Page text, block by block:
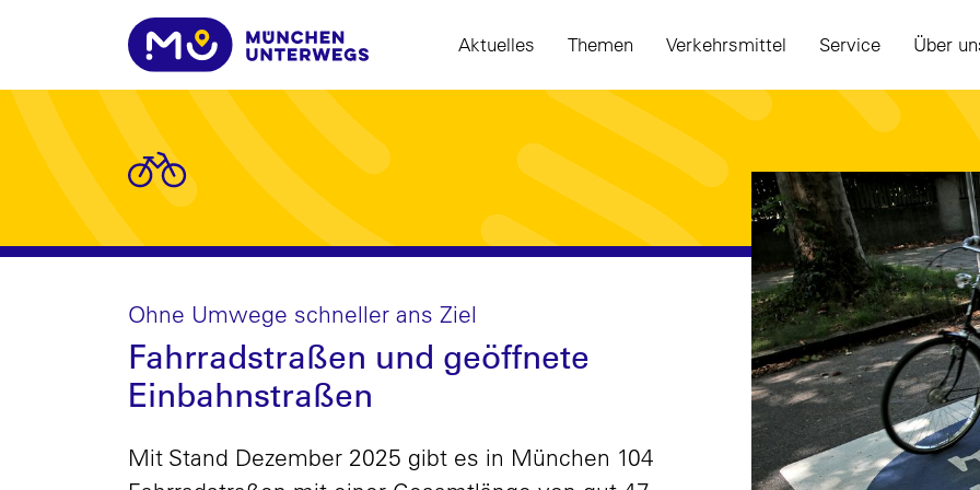
Aktuelles Themen Verkehrsmittel Service Über
Ohne Umwege schneller ans Ziel
Fahrradstraßen und geöffnete
Einbahnstraßen
Mit Stand Dezember 2025 gibt es in München 104